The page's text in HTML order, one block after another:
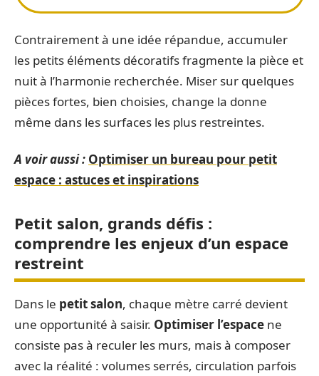
Contrairement à une idée répandue, accumuler
les petits éléments décoratifs fragmente la pièce et
nuit à l’harmonie recherchée. Miser sur quelques
pièces fortes, bien choisies, change la donne
même dans les surfaces les plus restreintes.
A voir aussi : Optimiser un bureau pour petit
espace : astuces et inspirations
Petit salon, grands défis :
comprendre les enjeux d’un espace
restreint
Dans le petit salon, chaque mètre carré devient
une opportunité à saisir. Optimiser l’espace ne
consiste pas à reculer les murs, mais à composer
avec la réalité : volumes serrés, circulation parfois